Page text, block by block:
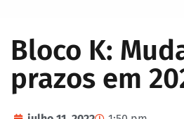
Bloco K:
prazos em